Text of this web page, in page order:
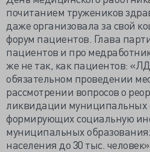
почитанием тружеников
даже организовала за свой
форум пациентов. Глава
пациентов и про
же не так, как пациентов:
обязательном проведении
рассмотрении вопросов о
ликвидации муниципальных
формирующих социальную
муниципальных
населения до 30 тыс. человек».